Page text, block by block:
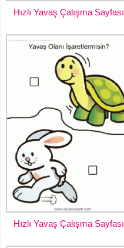
Hızlı Yavaş Çalışma Sayfası
Hızlı Yavaş Çalışma Sayfası